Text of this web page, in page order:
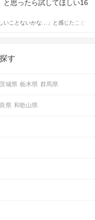
。 そこで今回は、男性から女性へ
コツをご紹介します。例文も混じ
にしてください。
と思ったら試してほしい16
いことないかな…」と感じたこと
した♪ いままさに楽しいことを探し
す
茨城県 栃木県 群馬県
県 和歌山県